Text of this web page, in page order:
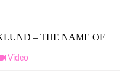
– THE NAME OF
Video